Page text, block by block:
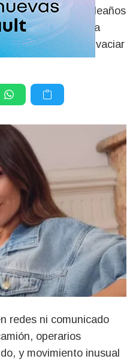
del cumpleaños
sacudió la
empezó a vaciar
operarios
y movimiento inusual